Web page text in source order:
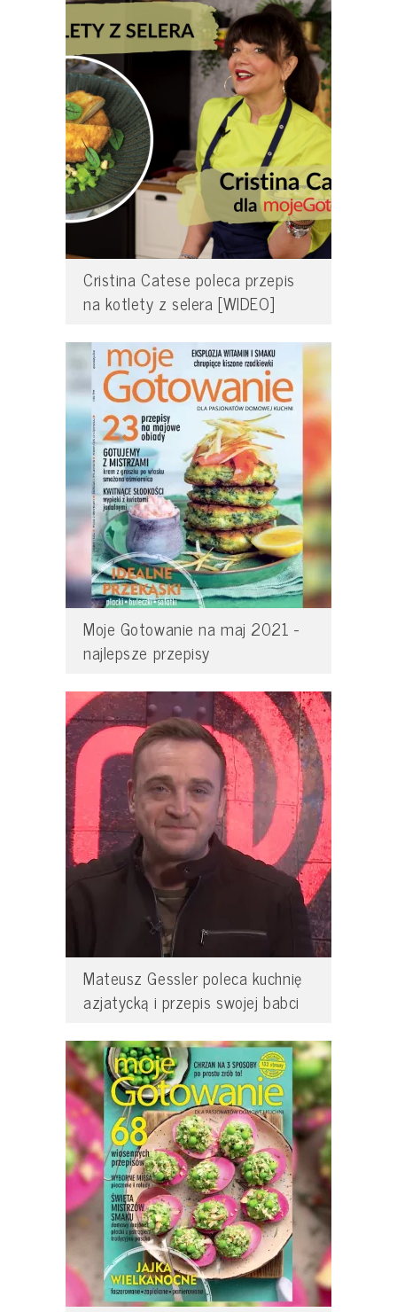
Cristina Catese poleca przepis
na kotlety z selera [WIDEO]
Moje Gotowanie na maj 2021 -
najlepsze przepisy
Mateusz Gessler poleca kuchnię
azjatycką i przepis swojej babci